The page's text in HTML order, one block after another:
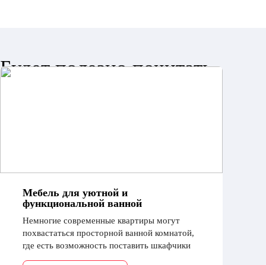
Будет полезно почитать
Мебель для уютной и
функциональной ванной
Немногие современные квартиры могут
похвастаться просторной ванной комнатой,
где есть возможность поставить шкафчики